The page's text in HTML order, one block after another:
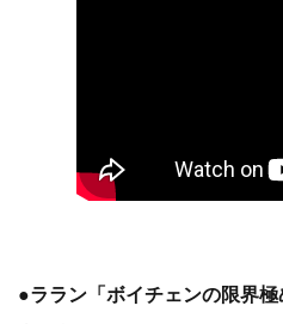
●ララン「ボイチェンの限界